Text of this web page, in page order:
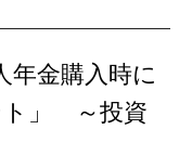
年金購入時に
ト」 ～投資